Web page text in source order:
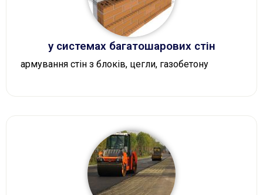
у системах багатошарових стін
армування стін з блоків, цегли, газобетону